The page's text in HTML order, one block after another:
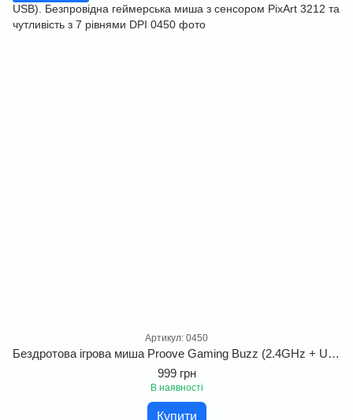
Артикул: 0450
Бездротова ігрова миша Proove Gaming Buzz (2.4GHz + USB). Безпровідна геймерська миша з сенсором PixArt 3212 та чутливість з 7 рівнями DPI
999 грн
В наявності
Купити